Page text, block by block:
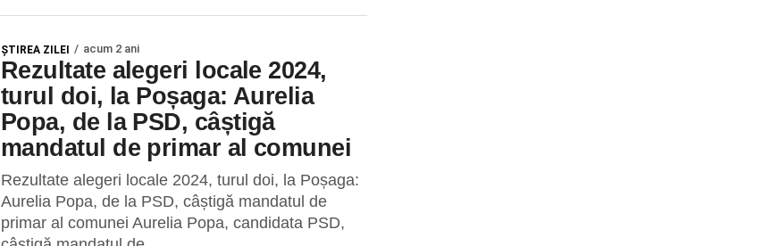
ŞTIREA ZILEI acum 2 ani
Rezultate alegeri locale 2024,
turul doi, la Poșaga: Aurelia
Popa, de la PSD, câștigă
mandatul de primar al comunei
Rezultate alegeri locale 2024, turul doi, la Poșaga:
Aurelia Popa, de la PSD, câștigă mandatul de
primar al comunei Aurelia Popa, candidata PSD,